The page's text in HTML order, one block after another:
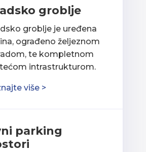
groblje
groblje je uređena
ograđeno željeznom
te kompletnom
intrastrukturom.
više >
parking